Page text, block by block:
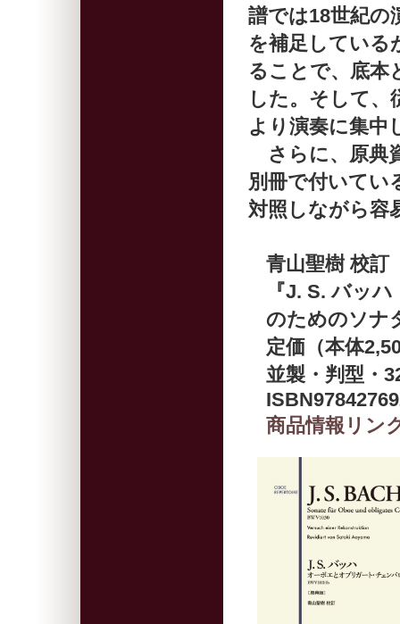
譜では18世紀の
を補足している
ることで、底本
した。そして、
より演奏に集中
さらに、原典
別冊で付いてい
対照しながら容
青山聖樹 校訂
『J. S. バッ
のためのソ
定価（本体
並製・判型・
商品情報リン